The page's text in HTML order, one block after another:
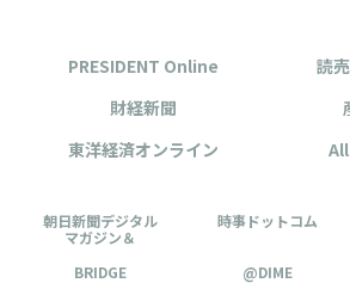
PRESIDENT Online
財経新聞
東洋経済オンライン
読
朝日新聞デジタル
マガジン＆
時事ドットコム
BRIDGE
@DIME